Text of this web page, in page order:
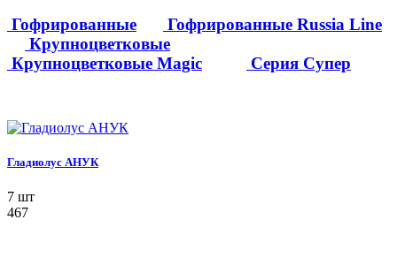
Гофрированные
Гофрированные Russia Line
Крупноцветковые
Крупноцветковые Magic
Серия Супер
Гладиолус АНУК
7 шт
467